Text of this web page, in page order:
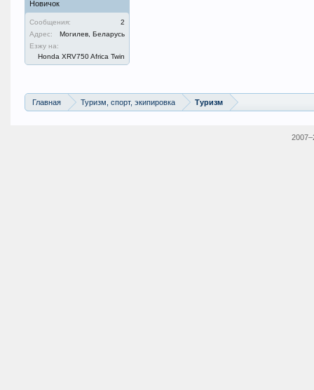
Новичок
Сообщения:
2
Адрес:
Могилев, Беларусь
Езжу на:
Honda XRV750 Africa Twin
Главная Туризм, спорт, экипировка Туризм
2007–